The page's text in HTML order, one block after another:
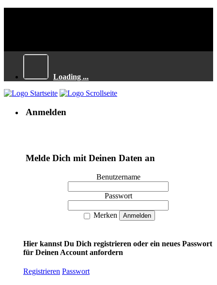
Loading ...
Anmelden
Melde Dich mit Deinen Daten an
Benutzername
Passwort
Merken
Hier kannst Du Dich registrieren oder ein neues Passwort
für Deinen Account anfordern
Registrieren Passwort